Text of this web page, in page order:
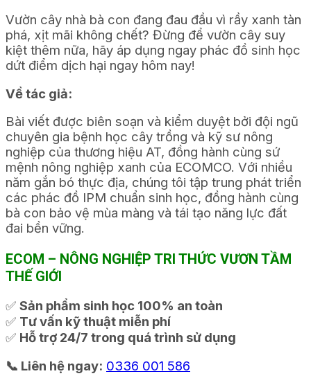
Vườn cây nhà bà con đang đau đầu vì rầy xanh tàn
phá, xịt mãi không chết? Đừng để vườn cây suy
kiệt thêm nữa, hãy áp dụng ngay phác đồ sinh học
dứt điểm dịch hại ngay hôm nay!
Về tác giả:
Bài viết được biên soạn và kiểm duyệt bởi đội ngũ
chuyên gia bệnh học cây trồng và kỹ sư nông
nghiệp của thương hiệu AT, đồng hành cùng sứ
mệnh nông nghiệp xanh của ECOMCO. Với nhiều
năm gắn bó thực địa, chúng tôi tập trung phát triển
các phác đồ IPM chuẩn sinh học, đồng hành cùng
bà con bảo vệ mùa màng và tái tạo năng lực đất
đai bền vững.
ECOM – NÔNG NGHIỆP TRI THỨC VƯƠN TẦM
THẾ GIỚI
✅ Sản phẩm sinh học 100% an toàn
✅ Tư vấn kỹ thuật miễn phí
✅ Hỗ trợ 24/7 trong quá trình sử dụng
📞 Liên hệ ngay: 0336 001 586